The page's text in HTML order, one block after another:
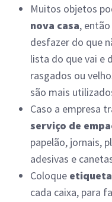
Muitos objetos
nova casa,
desfazer do que
lista do que vai e
rasgados ou
são mais
Caso a empresa
serviço de
papelão, jornais,
adesivas e
Coloque
cada caixa, para